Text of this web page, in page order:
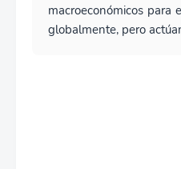
macroeconómicos para
globalmente, pero